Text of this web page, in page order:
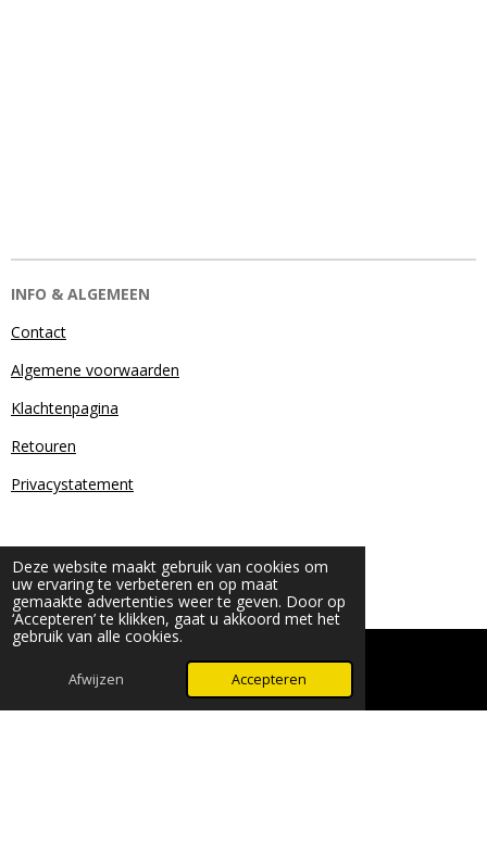
Deze website maakt gebruik van cookies om
uw ervaring te verbeteren en op maat
gemaakte advertenties weer te geven. Door op
‘Accepteren’ te klikken, gaat u akkoord met het
gebruik van alle cookies.
Afwijzen Accepteren
INFO & ALGEMEEN
Contact
Algemene voorwaarden
Klachtenpagina
Retouren
Privacystatement
© 2024 - 2026 Beauty & More by Robyn
WhatsApp